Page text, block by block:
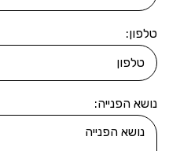
טלפון:
נושא הפנייה: